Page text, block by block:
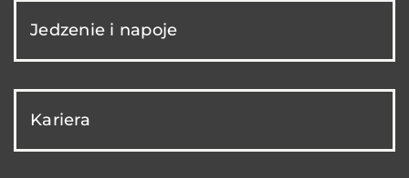
Jedzenie i napoje
Kariera